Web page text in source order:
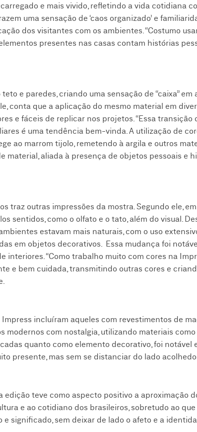
e mais vivido, refletindo a vida cotidiana
uma sensação de ‘caos organizado’ e
dos visitantes com os ambientes. “Costumo
presentes nas casas contam histórias
e paredes, criando uma sensação de “caixa”
conta que a aplicação do mesmo material em
e fáceis de replicar nos projetos. “Essa
é uma tendência bem-vinda. A utilização de
ao marrom tijolo, remetendo à argila e outros
material, aliada à presença de objetos pessoais e
traz outras impressões da mostra. Segundo ele,
sentidos, como o olfato e o tato, além do visual.
estavam mais naturais, com o uso
em objetos decorativos. Essa mudança foi
interiores. “Como trabalho muito com cores na
e bem cuidada, transmitindo outras cores e
incluíram aqueles com revestimentos de
modernos com nostalgia, utilizando materiais
quanto como elemento decorativo, foi notável
presente, mas sem se distanciar do lado
edição teve como aspecto positivo a aproximação
e ao cotidiano dos brasileiros, sobretudo ao
significado, sem deixar de lado o afeto e a